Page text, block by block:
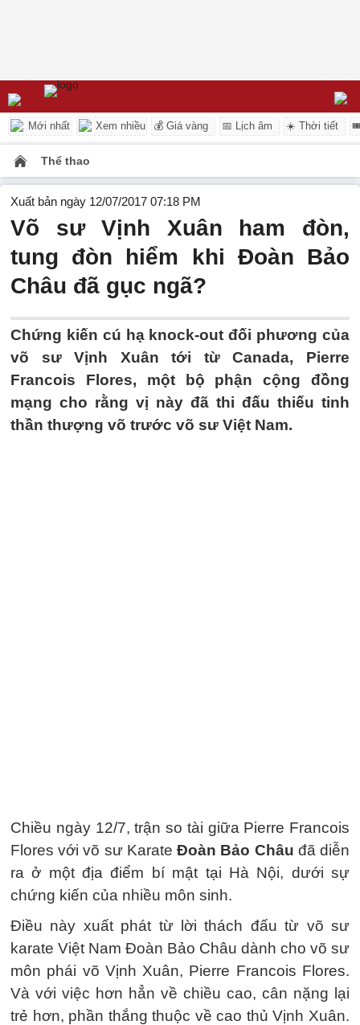
Mới nhất Xem nhiều 💰 Giá vàng 📅 Lịch âm ☀️ Thời tiết
Thể thao
Xuất bản ngày 12/07/2017 07:18 PM
Võ sư Vịnh Xuân ham đòn,
tung đòn hiểm khi Đoàn Bảo
Châu đã gục ngã?
Chứng kiến cú hạ knock-out đối phương của
võ sư Vịnh Xuân tới từ Canada, Pierre
Francois Flores, một bộ phận cộng đồng
mạng cho rằng vị này đã thi đấu thiếu tinh
thần thượng võ trước võ sư Việt Nam.
Chiều ngày 12/7, trận so tài giữa Pierre Francois
Flores với võ sư KarateĐoàn Bảo Châu đã diễn
ra ở một địa điểm bí mật tại Hà Nội, dưới sự
chứng kiến của nhiều môn sinh.
Điều này xuất phát từ lời thách đấu từ võ sư
karate Việt Nam Đoàn Bảo Châu dành cho võ sư
môn phái võ Vịnh Xuân, Pierre Francois Flores.
Và với việc hơn hẳn về chiều cao, cân nặng lại
trẻ hơn, phần thắng thuộc về cao thủ Vịnh Xuân.